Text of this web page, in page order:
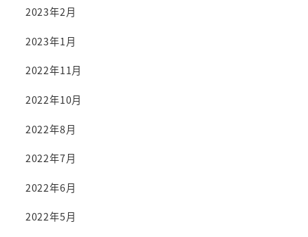
2023年2月
2023年1月
2022年11月
2022年10月
2022年8月
2022年7月
2022年6月
2022年5月